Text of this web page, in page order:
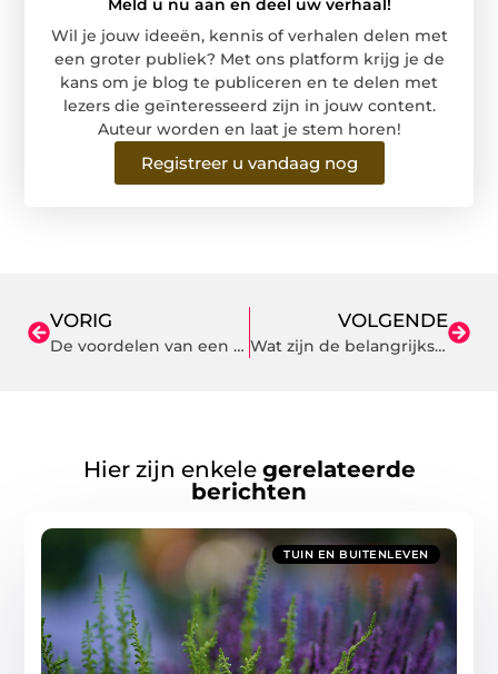
Meld u nu aan en deel uw verhaal!
Wil je jouw ideeën, kennis of verhalen delen met
een groter publiek? Met ons platform krijg je de
kans om je blog te publiceren en te delen met
lezers die geïnteresseerd zijn in jouw content.
Auteur worden en laat je stem horen!
Registreer u vandaag nog
VORIG
De voordelen van een matrasbeschermer
VOLGENDE
Wat zijn de belangrijkste pannen om te hebben?
Hier zijn enkele gerelateerde
berichten
TUIN EN BUITENLEVEN